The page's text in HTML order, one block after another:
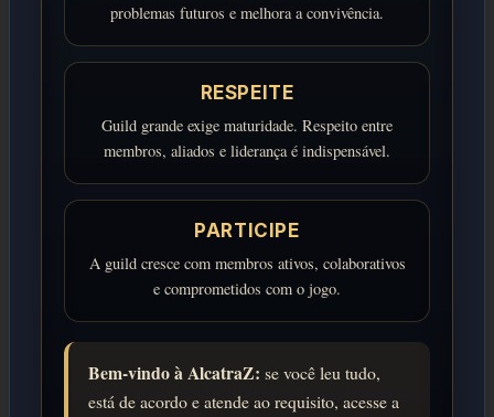
problemas futuros e melhora a convivência.
RESPEITE
Guild grande exige maturidade. Respeito entre
membros, aliados e liderança é indispensável.
PARTICIPE
A guild cresce com membros ativos, colaborativos
e comprometidos com o jogo.
Bem-vindo à AlcatraZ: se você leu tudo,
está de acordo e atende ao requisito, acesse a